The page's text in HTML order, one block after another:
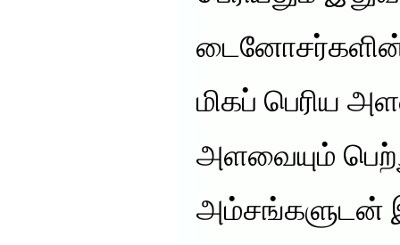
டைனோசர்களின்
மிகப் பெரிய
அளவையும்
அம்சங்களுடன்